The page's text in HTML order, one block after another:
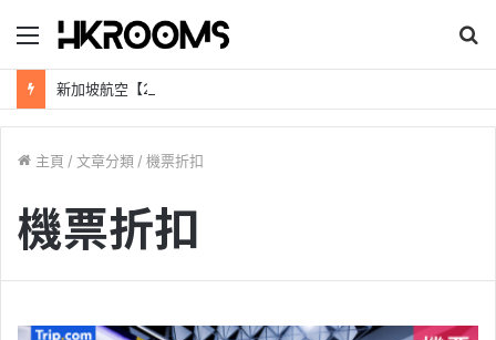
錄
尋
主頁 / 文章分類 / 機票折扣
機票折扣